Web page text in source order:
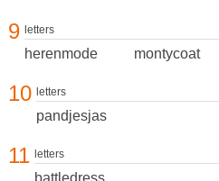
9 letters
herenmode montycoat
10 letters
pandjesjas
11 letters
battledress